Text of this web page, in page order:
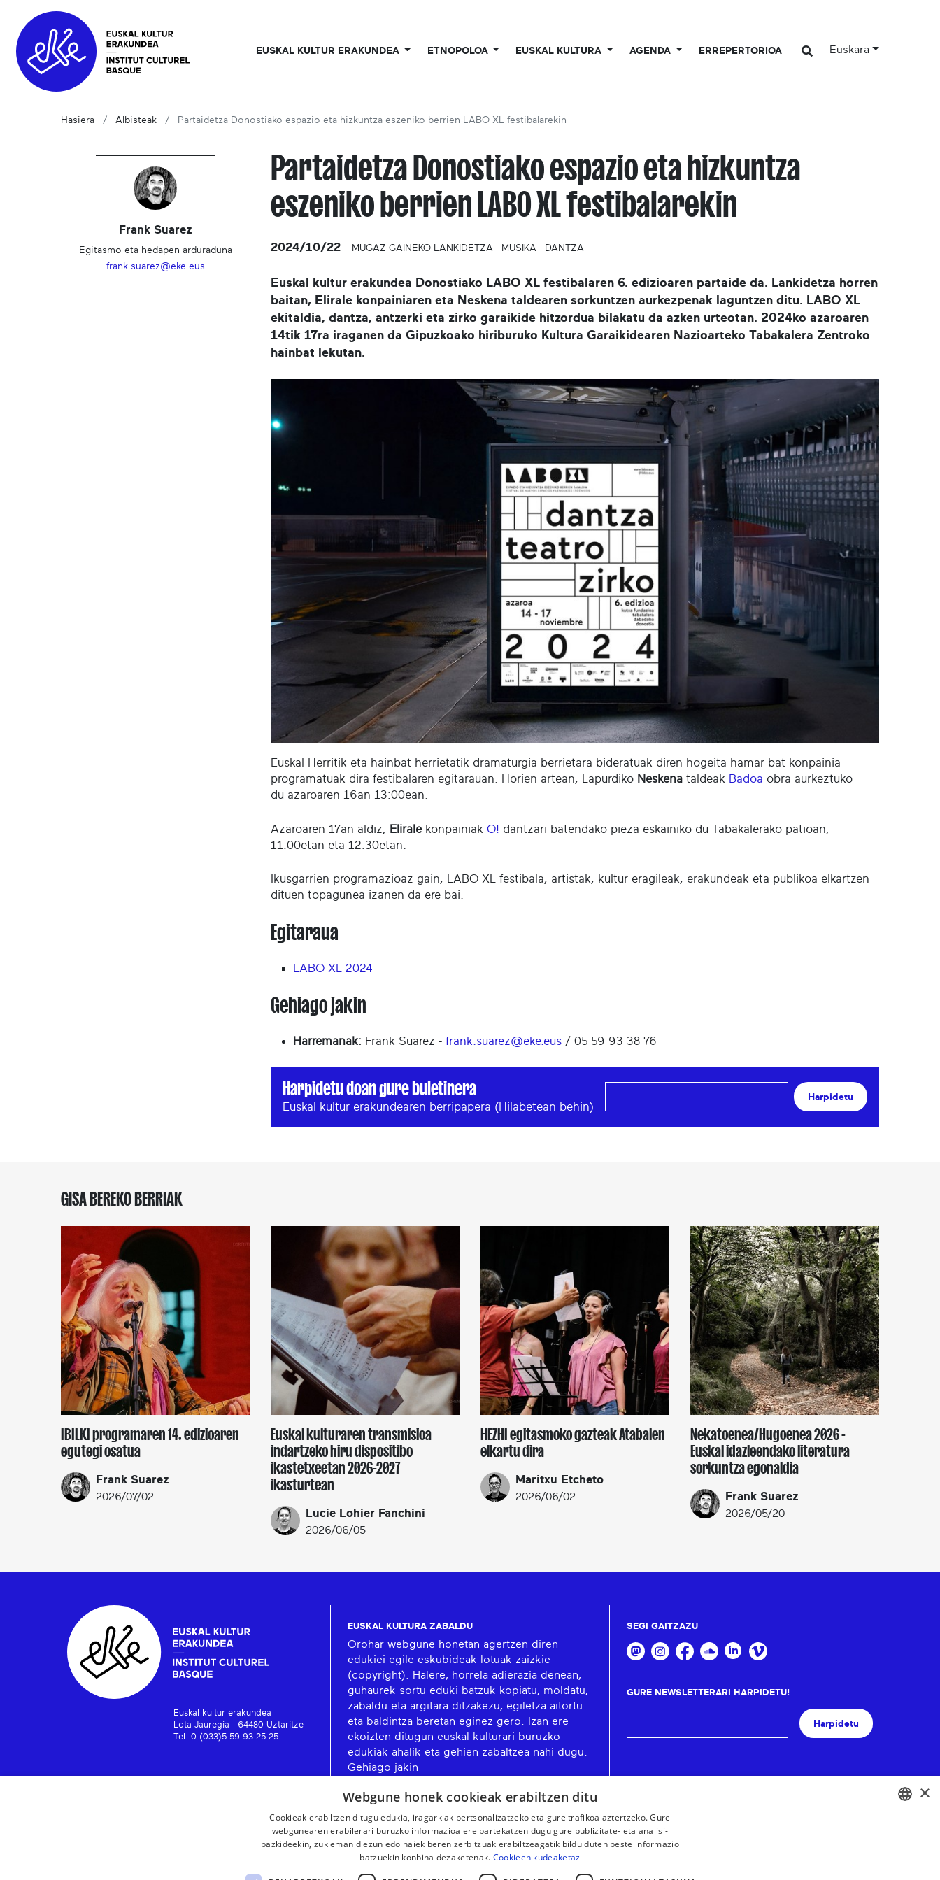
EUSKAL KULTUR ERAKUNDEA ETNOPOLOA EUSKAL KULTURA AGENDA ERREPERTORIOA Euskara
Hasiera Albisteak Partaidetza Donostiako espazio eta hizkuntza eszeniko berrien LABO XL festibalarekin
Frank Suarez
Egitasmo eta hedapen arduraduna
frank.suarez@eke.eus
Partaidetza Donostiako espazio eta hizkuntza
eszeniko berrien LABO XL festibalarekin
2024/10/22 MUGAZ GAINEKO LANKIDETZA MUSIKA DANTZA
Euskal kultur erakundea Donostiako LABO XL festibalaren 6. edizioaren partaide da. Lankidetza horren
baitan, Elirale konpainiaren eta Neskena taldearen sorkuntzen aurkezpenak laguntzen ditu. LABO XL
ekitaldia, dantza, antzerki eta zirko garaikide hitzordua bilakatu da azken urteotan. 2024ko azaroaren
14tik 17ra iraganen da Gipuzkoako hiriburuko Kultura Garaikidearen Nazioarteko Tabakalera Zentroko
hainbat lekutan.
Euskal Herritik eta hainbat herrietatik dramaturgia berrietara bideratuak diren hogeita hamar bat konpainia
programatuak dira festibalaren egitarauan. Horien artean, Lapurdiko Neskena taldeak Badoa obra aurkeztuko
du azaroaren 16an 13:00ean.
Azaroaren 17an aldiz, Elirale konpainiak O! dantzari batendako pieza eskainiko du Tabakalerako patioan,
11:00etan eta 12:30etan.
Ikusgarrien programazioaz gain, LABO XL festibala, artistak, kultur eragileak, erakundeak eta publikoa elkartzen
dituen topagunea izanen da ere bai.
Egitaraua
LABO XL 2024
Gehiago jakin
Harremanak: Frank Suarez - frank.suarez@eke.eus / 05 59 93 38 76
Harpidetu doan gure buletinera
Euskal kultur erakundearen berripapera (Hilabetean behin)
Harpidetu
GISA BEREKO BERRIAK
IBILKI programaren 14. edizioaren
egutegi osatua
Frank Suarez
2026/07/02
Euskal kulturaren transmisioa
indartzeko hiru dispositibo
ikastetxeetan 2026-2027
ikasturtean
Lucie Lohier Fanchini
2026/06/05
HEZHI egitasmoko gazteak Atabalen
elkartu dira
Maritxu Etcheto
2026/06/02
Nekatoenea/Hugoenea 2026 -
Euskal idazleendako literatura
sorkuntza egonaldia
Frank Suarez
2026/05/20
Euskal kultur erakundea
Lota Jauregia - 64480 Uztaritze
Tel: 0 (033)5 59 93 25 25
EUSKAL KULTURA ZABALDU
Orohar webgune honetan agertzen diren
edukiei egile-eskubideak lotuak zaizkie
(copyright). Halere, horrela adierazia denean,
guhaurek sortu eduki batzuk kopiatu, moldatu,
zabaldu eta argitara ditzakezu, egiletza aitortu
eta baldintza beretan eginez gero. Izan ere
ekoizten ditugun euskal kulturari buruzko
edukiak ahalik eta gehien zabaltzea nahi dugu.
Gehiago jakin
SEGI GAITZAZU
GURE NEWSLETTERARI HARPIDETU!
Harpidetu
×
Webgune honek cookieak erabiltzen ditu
Cookieak erabiltzen ditugu edukia, iragarkiak pertsonalizatzeko eta gure trafikoa aztertzeko. Gure
webgunearen erabilerari buruzko informazioa ere partekatzen dugu gure publizitate- eta analisi-
bazkideekin, zuk eman diezun edo haiek beren zerbitzuak erabiltzeagatik bildu duten beste informazio
batzuekin konbina dezaketenak. Cookieen kudeaketaz